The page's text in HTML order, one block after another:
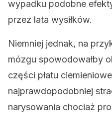
wypadku podobne
przez lata wysiłków.
Niemniej jednak, na
mózgu spowodowałby
części płatu
najprawdopodobniej
narysowania chociaż